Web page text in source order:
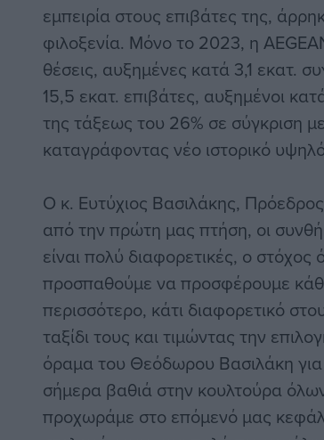
εμπειρία στους επιβάτες της,
φιλοξενία. Μόνο το 2023, η
θέσεις, αυξημένες κατά 3,1 εκατ.
15,5 εκατ. επιβάτες, αυξημένοι
της τάξεως του 26% σε σύγκριση
καταγράφοντας νέο ιστορικό
Ο κ. Ευτύχιος Βασιλάκης,
από την πρώτη μας πτήση, οι
είναι πολύ διαφορετικές, ο
προσπαθούμε να προσφέρουμε
περισσότερο, κάτι διαφορετικό
ταξίδι τους και τιμώντας την
όραμα του Θεόδωρου Βασιλάκη για
σήμερα βαθιά στην κουλτούρα
προχωράμε στο επόμενό μας